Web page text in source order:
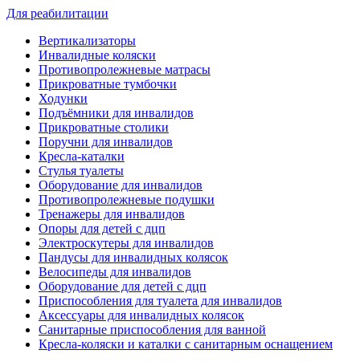
Для реабилитации
Вертикализаторы
Инвалидные коляски
Противопролежневые матрасы
Прикроватные тумбочки
Ходунки
Подъёмники для инвалидов
Прикроватные столики
Поручни для инвалидов
Кресла-каталки
Стулья туалеты
Оборудование для инвалидов
Противопролежневые подушки
Тренажеры для инвалидов
Опоры для детей с дцп
Электроскутеры для инвалидов
Пандусы для инвалидных колясок
Велосипеды для инвалидов
Оборудование для детей с дцп
Приспособления для туалета для инвалидов
Аксессуары для инвалидных колясок
Санитарные приспособления для ванной
Кресла-коляски и каталки с санитарным оснащением